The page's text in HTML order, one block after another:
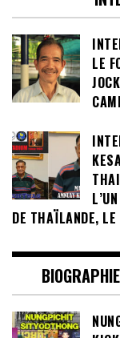
LE
DE THAÏLANDE,